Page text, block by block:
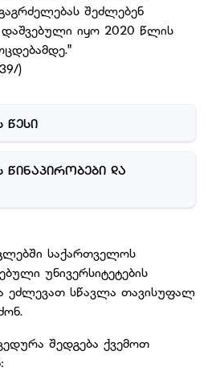
შეძლებენ
იყო 2020 წლის
)
ᲬᲔᲡᲘ
ᲓᲐ
საქართველოს
უნივერსიტეტების
ეძლევათ სწავლა თავისუფალ
შედგება ქვემოთ